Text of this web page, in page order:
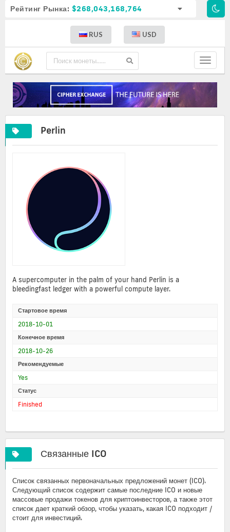
Рейтинг Рынка: $268,043,168,764
RUS USD
Toggle
Perlin
A supercomputer in the palm of your hand Perlin is a
bleedingfast ledger with a powerful compute layer.
Стартовое время
2018-10-01
Конечное время
2018-10-26
Рекомендуемые
Yes
Статус
Finished
Связанные ICO
Список связанных первоначальных предложений монет (ICO).
Следующий список содержит самые последние ICO и новые
массовые продажи токенов для криптоинвесторов, а также этот
список дает краткий обзор, чтобы указать, какая ICO подходит /
стоит для инвестиций.